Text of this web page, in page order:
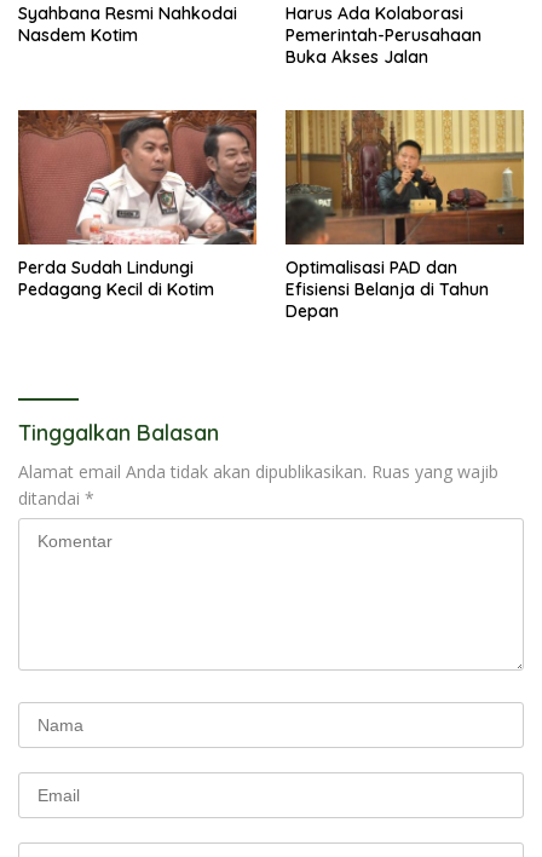
Syahbana Resmi Nahkodai
Nasdem Kotim
Harus Ada Kolaborasi
Pemerintah-Perusahaan
Buka Akses Jalan
Perda Sudah Lindungi
Pedagang Kecil di Kotim
Optimalisasi PAD dan
Efisiensi Belanja di Tahun
Depan
Tinggalkan Balasan
Alamat email Anda tidak akan dipublikasikan. Ruas yang wajib
ditandai *